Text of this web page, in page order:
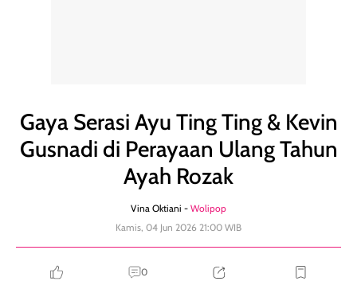
Gaya Serasi Ayu Ting Ting & Kevin
Gusnadi di Perayaan Ulang Tahun
Ayah Rozak
Vina Oktiani - Wolipop
Kamis, 04 Jun 2026 21:00 WIB
0